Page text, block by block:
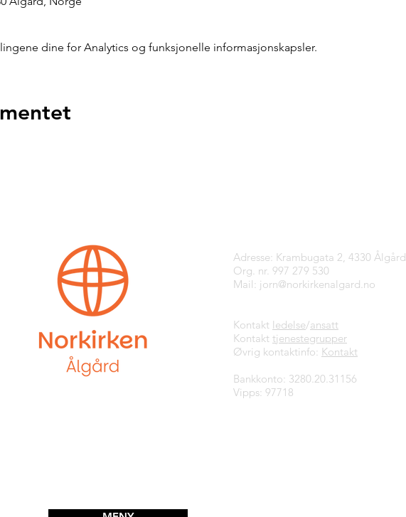
dine for Analytics og funksjonelle informasjonskapsler.
Adresse: Krambugata 2, 4330 Ålgård
Org. nr. 997 279 530
Mail: jorn@norkirkenalgard.no
Kontakt ledelse/ansatt
Kontakt tjenestegrupper
Øvrig kontaktinfo: Kontakt
Bankkonto: 3280.20.31156
Vipps: 97718